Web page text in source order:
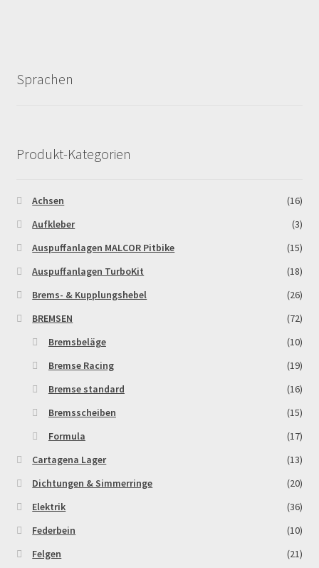
Sprachen
Produkt-Kategorien
Achsen
(16)
Aufkleber
(3)
Auspuffanlagen MALCOR Pitbike
(15)
Auspuffanlagen TurboKit
(18)
Brems- & Kupplungshebel
(26)
BREMSEN
(72)
Bremsbeläge
(10)
Bremse Racing
(19)
Bremse standard
(16)
Bremsscheiben
(15)
Formula
(17)
Cartagena Lager
(13)
Dichtungen & Simmerringe
(20)
Elektrik
(36)
Federbein
(10)
Felgen
(21)